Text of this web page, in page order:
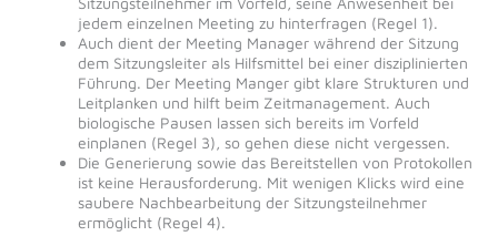
jedem einzelnen Meeting zu hinterfragen (Regel 1).
Auch dient der Meeting Manager während der Sitzung
dem Sitzungsleiter als Hilfsmittel bei einer disziplinierten
Führung. Der Meeting Manger gibt klare Strukturen und
Leitplanken und hilft beim Zeitmanagement. Auch
biologische Pausen lassen sich bereits im Vorfeld
einplanen (Regel 3), so gehen diese nicht vergessen.
Die Generierung sowie das Bereitstellen von Protokollen
ist keine Herausforderung. Mit wenigen Klicks wird eine
saubere Nachbearbeitung der Sitzungsteilnehmer
ermöglicht (Regel 4).